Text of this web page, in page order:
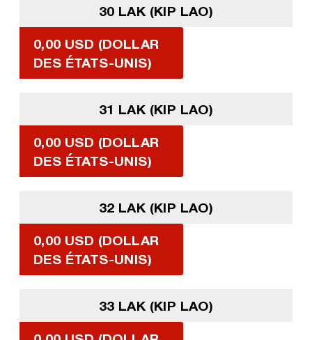
30 LAK (KIP LAO)
0,00 USD (DOLLAR
DES ÉTATS-UNIS)
31 LAK (KIP LAO)
0,00 USD (DOLLAR
DES ÉTATS-UNIS)
32 LAK (KIP LAO)
0,00 USD (DOLLAR
DES ÉTATS-UNIS)
33 LAK (KIP LAO)